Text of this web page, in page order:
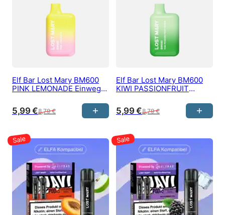
Elf Bar Lost Mary BM600
PINK LEMONADE Einweg
Nikotin 600 Züge
8,79€
5,99€
Elf Bar Lost Mary BM600
KIWI PASSIONFRUIT
20 mg/ml Nikotin 600 Züge
8,79€
5,99€